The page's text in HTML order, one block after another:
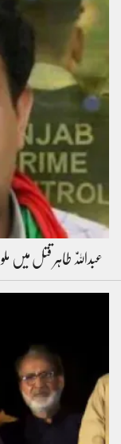
عبداللّٰہ طاہر قتل میں